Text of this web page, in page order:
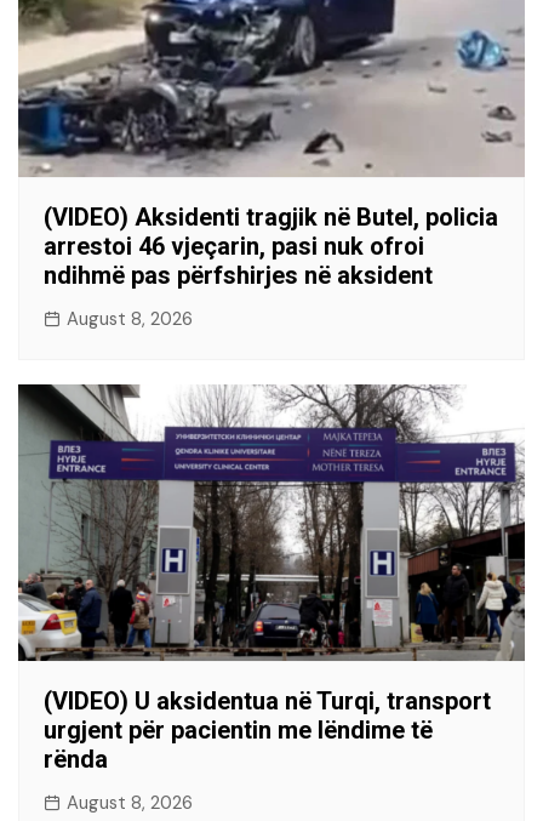
(VIDEO) Aksidenti tragjik në Butel, policia
arrestoi 46 vjeçarin, pasi nuk ofroi
ndihmë pas përfshirjes në aksident
August 8, 2026
(VIDEO) U aksidentua në Turqi, transport
urgjent për pacientin me lëndime të
rënda
August 8, 2026